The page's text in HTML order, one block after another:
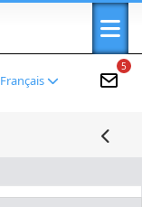
5
Français